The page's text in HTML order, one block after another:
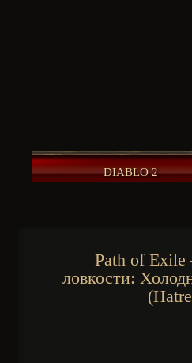
DIABLO 2
Path of Exile
ловкости: